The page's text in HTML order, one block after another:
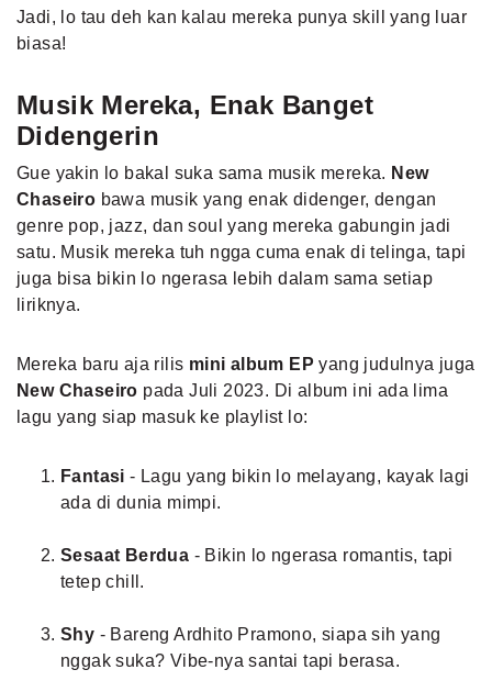
Jadi, lo tau deh kan kalau mereka punya skill yang luar
biasa!
Musik Mereka, Enak Banget
Didengerin
Gue yakin lo bakal suka sama musik mereka. New
Chaseiro bawa musik yang enak didenger, dengan
genre pop, jazz, dan soul yang mereka gabungin jadi
satu. Musik mereka tuh ngga cuma enak di telinga, tapi
juga bisa bikin lo ngerasa lebih dalam sama setiap
liriknya.
Mereka baru aja rilis mini album EP yang judulnya juga
New Chaseiro pada Juli 2023. Di album ini ada lima
lagu yang siap masuk ke playlist lo:
Fantasi - Lagu yang bikin lo melayang, kayak lagi
ada di dunia mimpi.
Sesaat Berdua - Bikin lo ngerasa romantis, tapi
tetep chill.
Shy - Bareng Ardhito Pramono, siapa sih yang
nggak suka? Vibe-nya santai tapi berasa.